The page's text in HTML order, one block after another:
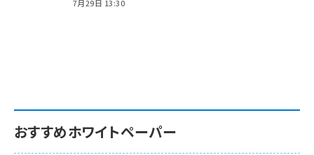
7月29日 13:30
おすすめホワイトペーパー